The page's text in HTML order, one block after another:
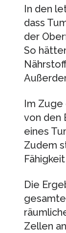
In den
dass
der
So
Im
von den
eines
Zudem
Die
Zellen